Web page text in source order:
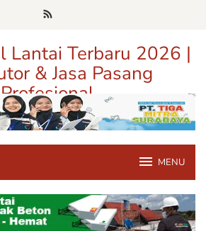
Lantai Terbaru 2026 |
& Jasa Pasang
Profesional
Distributor, dan Jasa Pasang Panel Lantai
di Jawa Timur
MENU